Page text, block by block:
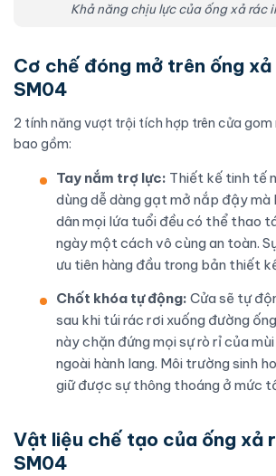
Khả năng chịu lực của ống xả rác
Cơ chế đóng mở trên ống
SM04
2 tính năng vượt trội tích hợp trên cửa gom
bao gồm:
Tay nắm trợ lực: Thiết kế tinh tế
dùng dễ dàng gạt mở nắp đậy mà
dân mọi lứa tuổi đều có thể thao
ngày một cách vô cùng an toàn.
ưu tiên hàng đầu trong bản thiết
Chốt khóa tự động: Cửa sẽ tự
sau khi túi rác rơi xuống đường
này chặn đứng mọi sự rò rỉ của mùi
ngoài hành lang. Môi trường sinh
giữ được sự thông thoáng ở mức
Vật liệu chế tạo của ống xả
SM04